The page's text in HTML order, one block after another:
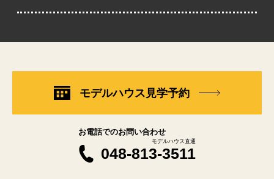
モデルハウス見学予約
お電話でのお問い合わせ
048-813-3511
モデルハウス直通